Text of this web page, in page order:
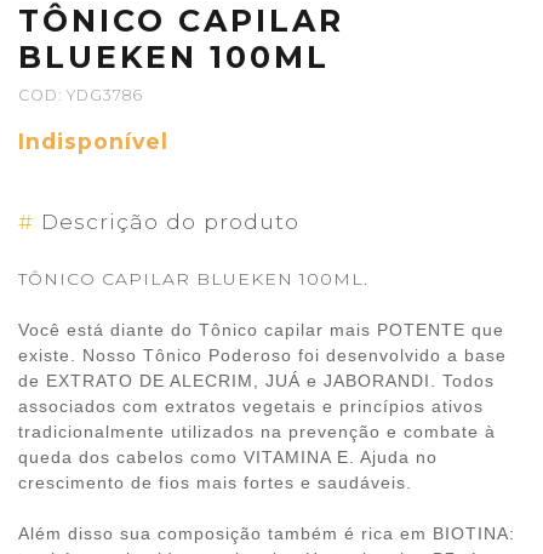
TÔNICO CAPILAR
BLUEKEN 100ML
COD: YDG3786
Indisponível
# Descrição do produto
TÔNICO CAPILAR BLUEKEN 100ML.
Você está diante do Tônico capilar mais POTENTE que
existe. Nosso Tônico Poderoso foi desenvolvido a base
de EXTRATO DE ALECRIM, JUÁ e JABORANDI. Todos
associados com extratos vegetais e princípios ativos
tradicionalmente utilizados na prevenção e combate à
queda dos cabelos como VITAMINA E. Ajuda no
crescimento de fios mais fortes e saudáveis.
Além disso sua composição também é rica em BIOTINA: